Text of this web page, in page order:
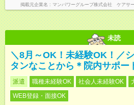
掲載元企業名 マンパワーグループ株式会社 ケアサ
未読
＼8月～OK！未経験OK！／
タンなことから＊院内サポー
派遣 職種未経験OK 社会人未経験OK
WEB登録・面接OK